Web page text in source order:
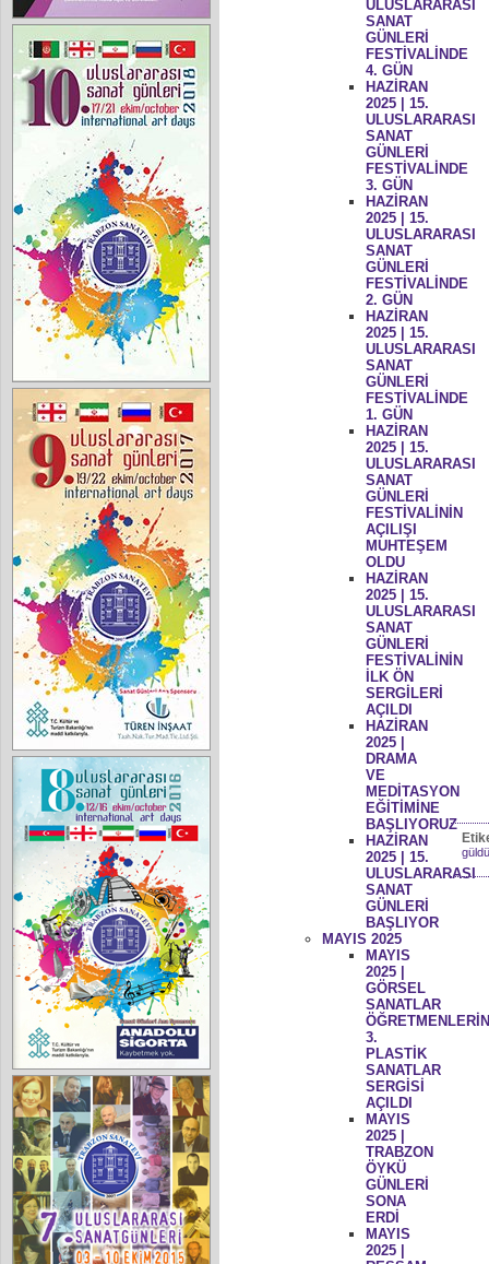
ULUSLARARASI
SANAT
GÜNLERİ
FESTİVALİNDE
4. GÜN
HAZİRAN
2025 | 15.
ULUSLARARASI
SANAT
GÜNLERİ
FESTİVALİNDE
3. GÜN
HAZİRAN
2025 | 15.
ULUSLARARASI
SANAT
GÜNLERİ
FESTİVALİNDE
2. GÜN
HAZİRAN
2025 | 15.
ULUSLARARASI
SANAT
GÜNLERİ
FESTİVALİNDE
1. GÜN
HAZİRAN
2025 | 15.
ULUSLARARASI
SANAT
GÜNLERİ
FESTİVALİNİN
AÇILIŞI
MUHTEŞEM
OLDU
HAZİRAN
2025 | 15.
ULUSLARARASI
SANAT
GÜNLERİ
FESTİVALİNİN
İLK ÖN
SERGİLERİ
AÇILDI
HAZİRAN
2025 |
DRAMA
VE
MEDİTASYON
EĞİTİMİNE
BAŞLIYORUZ
HAZİRAN
2025 | 15.
ULUSLARARASI
SANAT
GÜNLERİ
BAŞLIYOR
MAYIS 2025
MAYIS
2025 |
GÖRSEL
SANATLAR
3.
PLASTİK
SANATLAR
SERGİSİ
AÇILDI
MAYIS
2025 |
TRABZON
ÖYKÜ
GÜNLERİ
SONA
ERDİ
MAYIS
2025 |